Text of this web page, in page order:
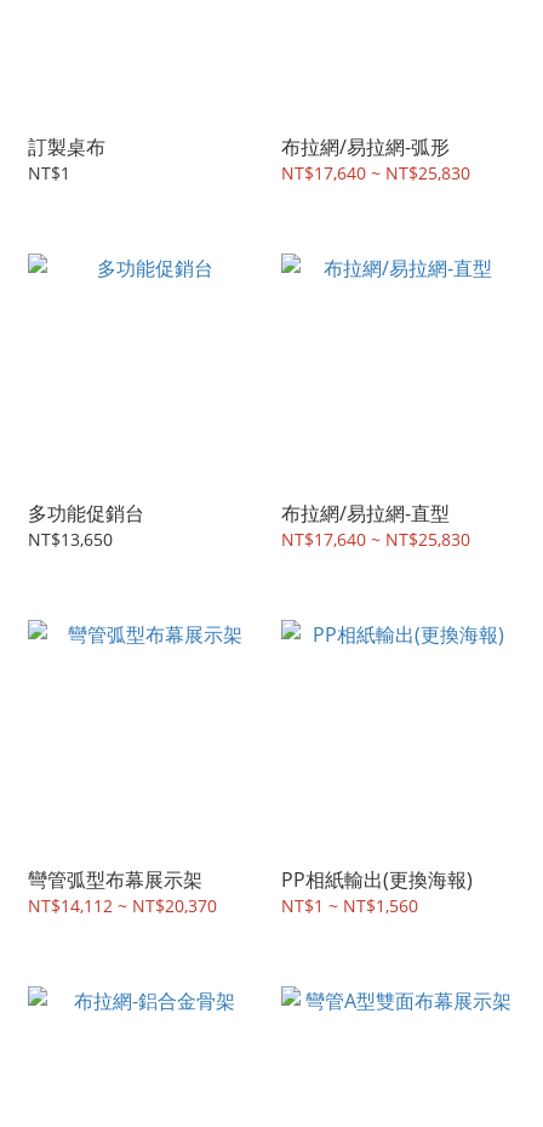
訂製桌布
NT$1
布拉網/易拉網-弧形
NT$17,640 ~ NT$25,830
多功能促銷台
NT$13,650
布拉網/易拉網-直型
NT$17,640 ~ NT$25,830
彎管弧型布幕展示架
NT$14,112 ~ NT$20,370
PP相紙輸出(更換海報)
NT$1 ~ NT$1,560